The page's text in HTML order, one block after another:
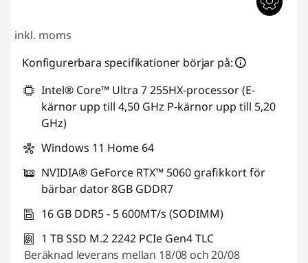
inkl. moms
Konfigurerbara specifikationer börjar på:
Intel® Core™ Ultra 7 255HX-processor (E-
kärnor upp till 4,50 GHz P-kärnor upp till 5,20
GHz)
Windows 11 Home 64
NVIDIA® GeForce RTX™ 5060 grafikkort för
bärbar dator 8GB GDDR7
16 GB DDR5 - 5 600MT/s (SODIMM)
1 TB SSD M.2 2242 PCIe Gen4 TLC
Beräknad leverans mellan 18/08 och 20/08